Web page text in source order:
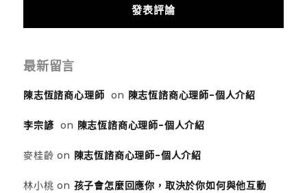
最新留言
陳志恆諮商心理師 on 陳志恆諮商心理師-個人介紹
李宗諺 on 陳志恆諮商心理師-個人介紹
麥桂齡 on 陳志恆諮商心理師-個人介紹
林小桃 on 孩子會怎麼回應你，取決於你如何與他互動